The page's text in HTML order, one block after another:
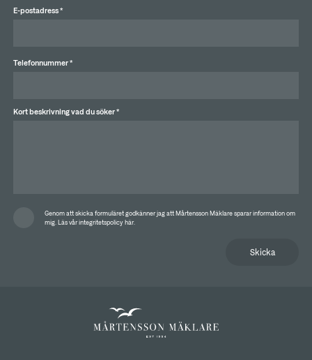
E-postadress *
Telefonnummer *
Kort beskrivning vad du söker *
Genom att skicka formuläret godkänner jag att Mårtensson Mäklare sparar information om
mig. Läs vår integritetspolicy här.
Skicka